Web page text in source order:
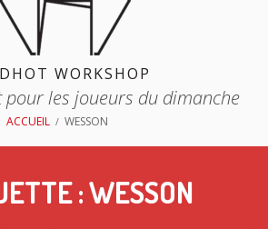
WORKSHOP
pour les joueurs du dimanche
ACCUEIL WESSON
:WESSON